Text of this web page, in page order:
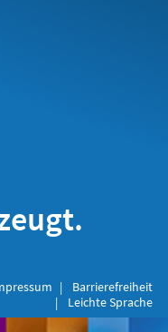
Barrierefreiheit
Leichte Sprache